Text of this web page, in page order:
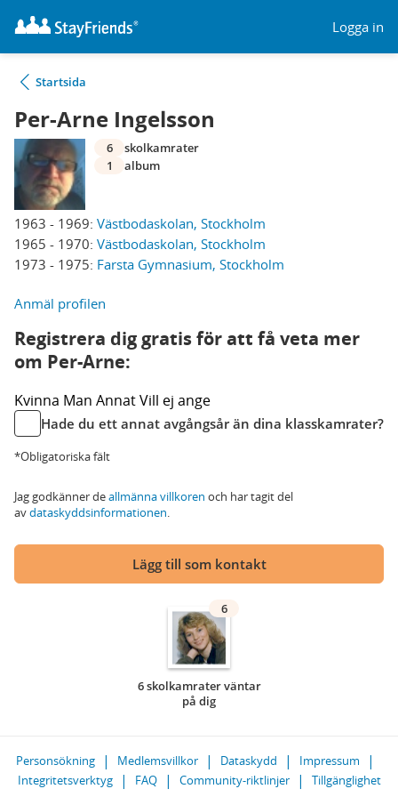
Logga in
Startsida
Per-Arne Ingelsson
1963 - 1969: Västbodaskolan, Stockholm
1965 - 1970: Västbodaskolan, Stockholm
1973 - 1975: Farsta Gymnasium, Stockholm
6
skolkamrater
1
album
Anmäl profilen
Registrera dig gratis för att få veta mer
om Per-Arne:
Kvinna Man AnnatVill ej ange
Hade du ett annat avgångsår än dina klasskamrater?
*Obligatoriska fält
Jag godkänner deallmänna villkoren och har tagit del
avdataskyddsinformationen.
Lägg till som kontakt
6
6 skolkamrater väntar
på dig
Personsökning Medlemsvillkor Dataskydd
Impressum
Integritetsverktyg
FAQ Community-riktlinjer Tillgänglighet